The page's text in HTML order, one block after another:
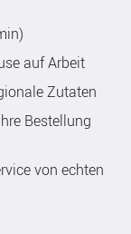
auf Arbeit
Zutaten
Bestellung
von echten